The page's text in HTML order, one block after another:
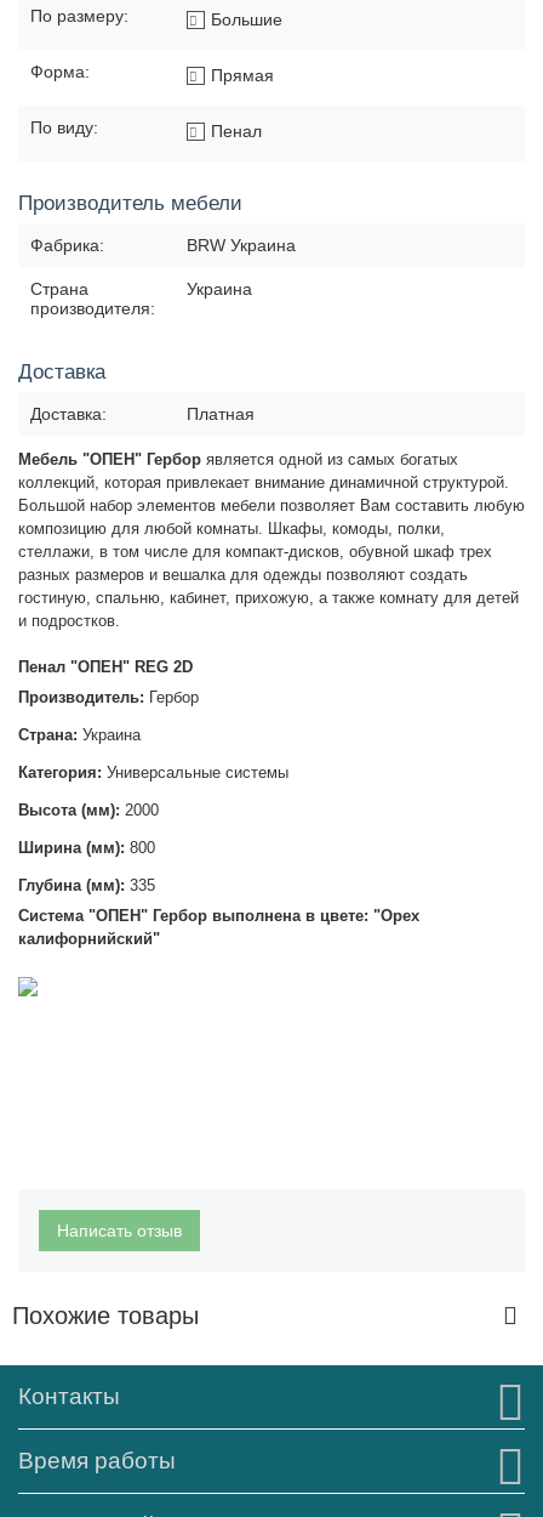
По размеру: Большие
Форма: Прямая
По виду: Пенал
Производитель мебели
Фабрика: BRW Украина
Страна
производителя:
Украина
Доставка
Доставка: Платная
Мебель "ОПЕН" Гербор является одной из самых богатых
коллекций, которая привлекает внимание динамичной структурой.
Большой набор элементов мебели позволяет Вам составить любую
композицию для любой комнаты. Шкафы, комоды, полки,
стеллажи, в том числе для компакт-дисков, обувной шкаф трех
разных размеров и вешалка для одежды позволяют создать
гостиную, спальню, кабинет, прихожую, а также комнату для детей
и подростков.
Пенал "ОПЕН" REG 2D
Производитель: Гербор
Страна: Украина
Категория: Универсальные системы
Высота (мм): 2000
Ширина (мм): 800
Глубина (мм): 335
Система "ОПЕН" Гербор выполнена в цвете: "Орех
калифорнийский"
Написать отзыв
Похожие товары
Контакты
Время работы